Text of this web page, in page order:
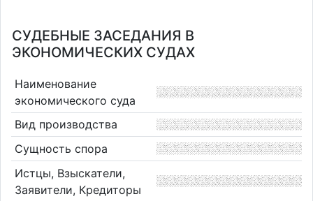
СУДЕБНЫЕ ЗАСЕДАНИЯ В
ЭКОНОМИЧЕСКИХ СУДАХ
Наименование
экономического суда
Вид производства
Сущность спора
Истцы, Взыскатели,
Заявители, Кредиторы